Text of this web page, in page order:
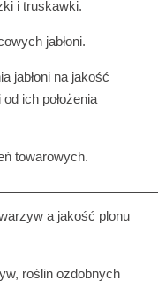
i truskawki.
jabłoni.
jabłoni na jakość
ich położenia
towarowych.
a jakość plonu
roślin ozdobnych